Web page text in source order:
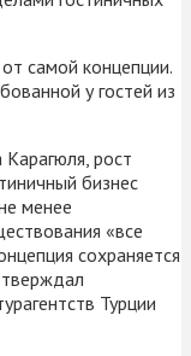
самой концепции.
у гостей из
рост
бизнес
менее
«все
сохраняется
Турции